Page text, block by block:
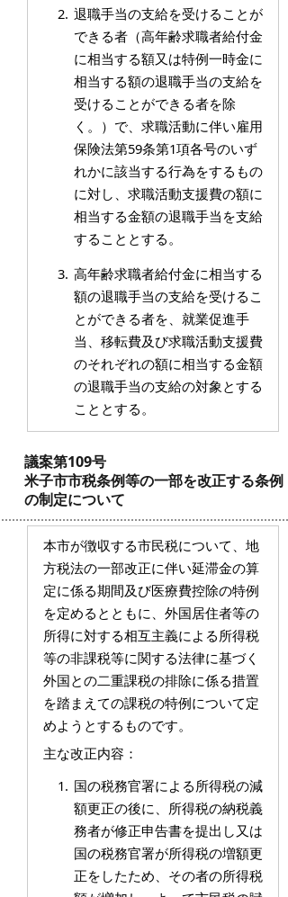
退職手当の支給を受けることが
できる者（高年齢求職者給付金
に相当する額又は特例一時金に
相当する額の退職手当の支給を
受けることができる者を除
く。）で、求職活動に伴い雇用
保険法第59条第1項各号のいず
れかに該当する行為をするもの
に対し、求職活動支援費の額に
相当する金額の退職手当を支給
することとする。
高年齢求職者給付金に相当する
額の退職手当の支給を受けるこ
とができる者を、就業促進手
当、移転費及び求職活動支援費
のそれぞれの額に相当する金額
の退職手当の支給の対象とする
こととする。
議案第109号
米子市市税条例等の一部を改正する条例
の制定について
本市が徴収する市民税について、地
方税法の一部改正に伴い延滞金の算
定に係る期間及び医療費控除の特例
を定めるとともに、外国居住者等の
所得に対する相互主義による所得税
等の非課税等に関する法律に基づく
外国との二重課税の排除に係る措置
を踏まえての課税の特例について定
めようとするものです。
主な改正内容：
国の税務官署による所得税の減
額更正の後に、所得税の納税義
務者が修正申告書を提出し又は
国の税務官署が所得税の増額更
正をしたため、その者の所得税